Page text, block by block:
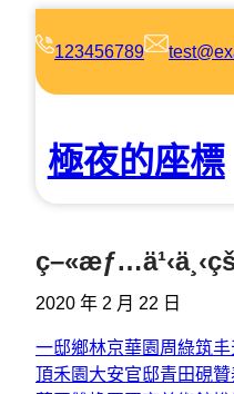
123456789
極夜的座標
2020 年 2 月 22 日
一邸鄉林京華園周綠筑丰
頂禾園 大安官邸青田硯贊